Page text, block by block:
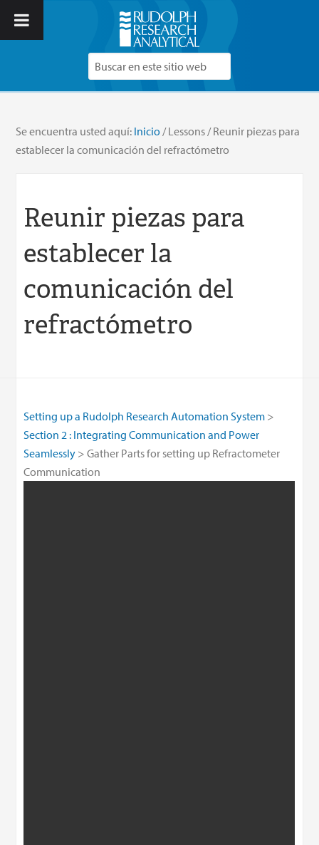
Se encuentra usted aquí: Inicio /Lessons /Reunir piezas para
establecer la comunicación del refractómetro
Reunir piezas para
establecer la
comunicación del
refractómetro
Setting up a Rudolph Research Automation System
Section 2 : Integrating Communication and Power
Seamlessly
Gather Parts for setting up Refractometer
Communication